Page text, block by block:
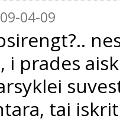
04-09
i prades
tai